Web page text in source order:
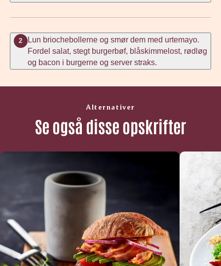
2
Lun briochebollerne og smør dem med urtemayo.
Fordel salat, stegt burgerbøf, blåskimmelost, rødløg
og bacon i burgerne og server straks.
Alternativer
Se også disse opskrifter